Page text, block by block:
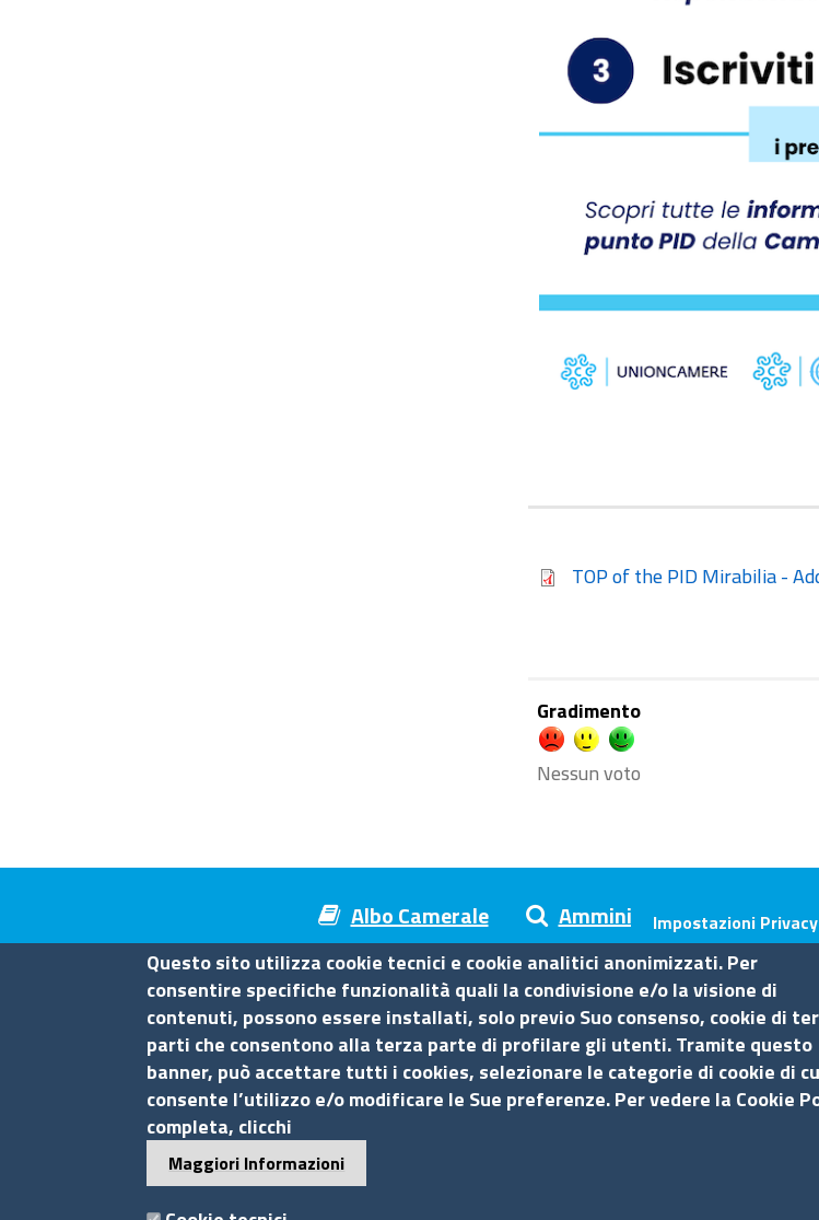
TOP of the PID Mirabilia -
Gradimento
Nessun voto
Albo Camerale Amministrazione
Camera di Commercio di Messina
Contatti
Piazza F.Cavallotti,3 - 98122 Messina
tel. 090-77721
fax 090-674644
Amministrazione trasparente
Impostazioni Privacy
Questo sito utilizza cookie tecnici e cookie analitici anonimizzati. Per
consentire specifiche funzionalità quali la condivisione e/o la visione di
contenuti, possono essere installati, solo previo Suo consenso, cookie di
parti che consentono alla terza parte di profilare gli utenti. Tramite questo
banner, può accettare tutti i cookies, selezionare le categorie di cookie di
consente l’utilizzo e/o modificare le Sue preferenze. Per vedere la Cookie
completa, clicchi
Maggiori Informazioni